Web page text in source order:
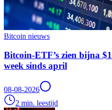
Bitcoin nieuws
Bitcoin-ETF’s zien bijna
week sinds april
08-08-2026
2 min. leestijd